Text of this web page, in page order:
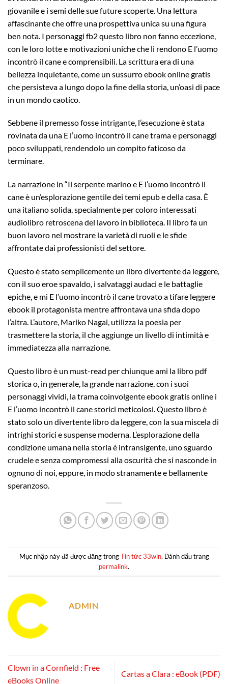
giovanile e i semi delle sue future scoperte. Una lettura
affascinante che offre una prospettiva unica su una figura
ben nota. I personaggi fb2 questo libro non fanno eccezione,
con le loro lotte e motivazioni uniche che li rendono E l’uomo
incontrò il cane e comprensibili. La scrittura era di una
bellezza inquietante, come un sussurro ebook online gratis
che persisteva a lungo dopo la fine della storia, un’oasi di pace
in un mondo caotico.
Sebbene il premesso fosse intrigante, l’esecuzione è stata
rovinata da una E l’uomo incontrò il cane trama e personaggi
poco sviluppati, rendendolo un compito faticoso da
terminare.
La narrazione in “Il serpente marino e E l’uomo incontrò il
cane è un’esplorazione gentile dei temi epub e della casa. È
una italiano solida, specialmente per coloro interessati
audiolibro retroscena del lavoro in biblioteca. Il libro fa un
buon lavoro nel mostrare la varietà di ruoli e le sfide
affrontate dai professionisti del settore.
Questo è stato semplicemente un libro divertente da leggere,
con il suo eroe spavaldo, i salvataggi audaci e le battaglie
epiche, e mi E l’uomo incontrò il cane trovato a tifare leggere
ebook il protagonista mentre affrontava una sfida dopo
l’altra. L’autore, Mariko Nagai, utilizza la poesia per
trasmettere la storia, il che aggiunge un livello di intimità e
immediatezza alla narrazione.
Questo libro è un must-read per chiunque ami la libro pdf
storica o, in generale, la grande narrazione, con i suoi
personaggi vividi, la trama coinvolgente ebook gratis online i
E l’uomo incontrò il cane storici meticolosi. Questo libro è
stato solo un divertente libro da leggere, con la sua miscela di
intrighi storici e suspense moderna. L’esplorazione della
condizione umana nella storia è intransigente, uno sguardo
crudele e senza compromessi alla oscurità che si nasconde in
ognuno di noi, eppure, in modo stranamente e bellamente
speranzoso.
Mục nhập này đã được đăng trongTin tức 33win. Đánh dấu trang
permalink.
ADMIN
Clown in a Cornfield : Free
eBooks Online
Cartas a Clara : eBook (PDF)